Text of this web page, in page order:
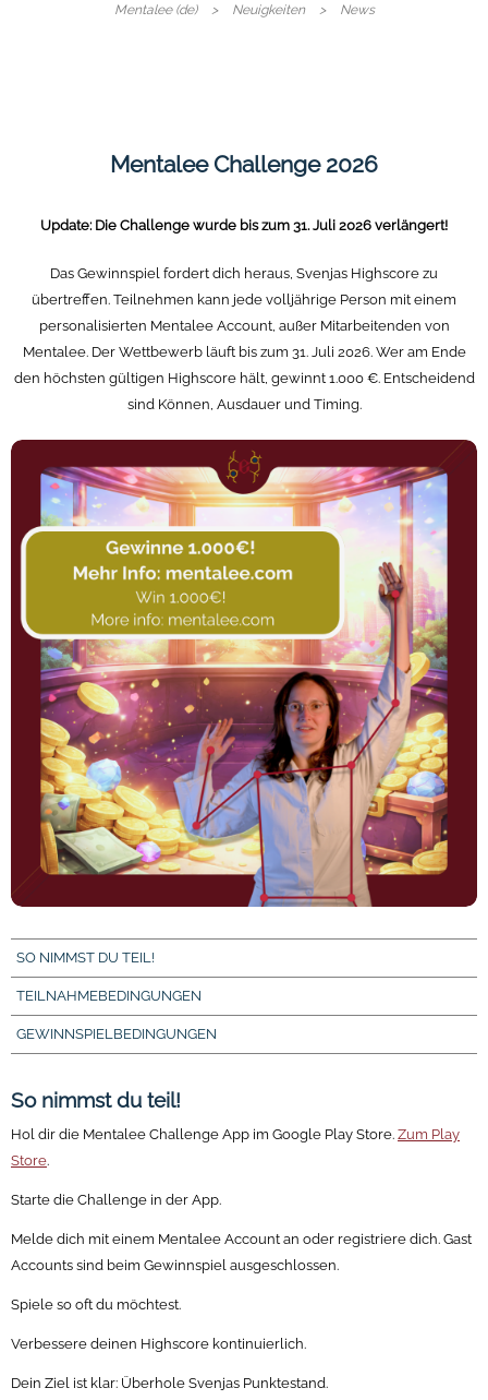
Mentalee (de) Neuigkeiten News
Mentalee Challenge 2026
Update: Die Challenge wurde bis zum 31. Juli 2026 verlängert!
Das Gewinnspiel fordert dich heraus, Svenjas Highscore zu
übertreffen. Teilnehmen kann jede volljährige Person mit einem
personalisierten Mentalee Account, außer Mitarbeitenden von
Mentalee. Der Wettbewerb läuft bis zum 31. Juli 2026. Wer am Ende
den höchsten gültigen Highscore hält, gewinnt 1.000 €. Entscheidend
sind Können, Ausdauer und Timing.
SO NIMMST DU TEIL!
TEILNAHMEBEDINGUNGEN
GEWINNSPIELBEDINGUNGEN
So nimmst du teil!
Hol dir die Mentalee Challenge App im Google Play Store. Zum Play
Store.
Starte die Challenge in der App.
Melde dich mit einem Mentalee Account an oder registriere dich. Gast
Accounts sind beim Gewinnspiel ausgeschlossen.
Spiele so oft du möchtest.
Verbessere deinen Highscore kontinuierlich.
Dein Ziel ist klar: Überhole Svenjas Punktestand.